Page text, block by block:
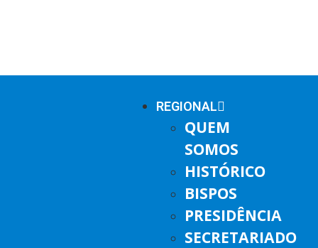
REGIONAL
QUEM
SOMOS
HISTÓRICO
BISPOS
PRESIDÊNCIA
SECRETARIADO